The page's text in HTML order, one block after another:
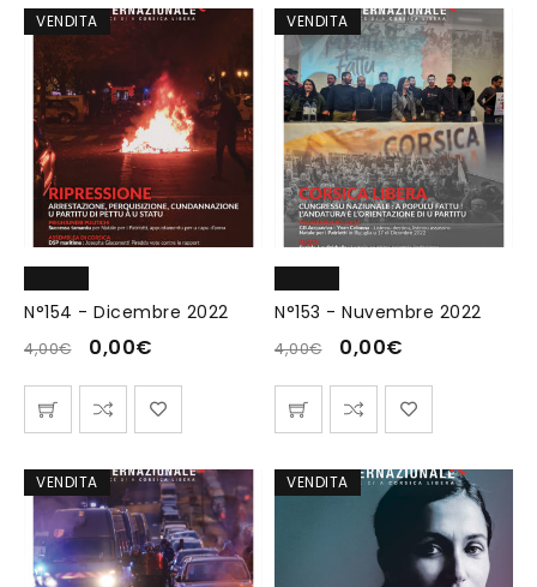
VENDITA
N°154 - Dicembre 2022
4,00€ 0,00€
VENDITA
N°153 - Nuvembre 2022
4,00€ 0,00€
VENDITA VENDITA